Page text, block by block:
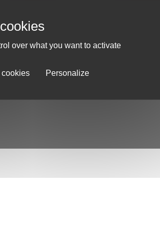
ACTION CULTURELLE
over what you want to activate
cookies Personalize